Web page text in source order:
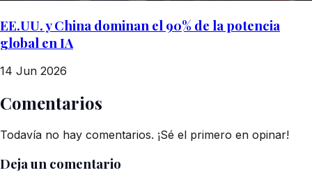
EE.UU. y China dominan el 90% de la potencia
global en IA
14 Jun 2026
Comentarios
Todavía no hay comentarios. ¡Sé el primero en opinar!
Deja un comentario